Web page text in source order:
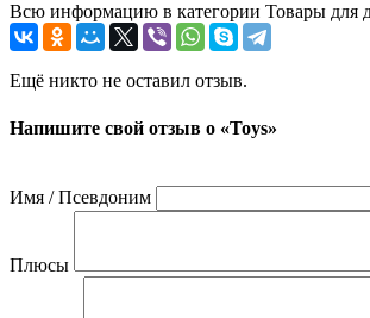
Всю информацию в категории Товары для
Ещё никто не оставил отзыв.
Напишите свой отзыв о «Toys»
Имя / Псевдоним
Плюсы